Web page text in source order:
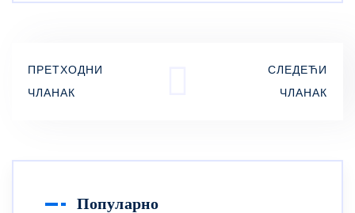
ПРЕТХОДНИ
ЧЛАНАК
СЛЕДЕЋИ
ЧЛАНАК
Популарно